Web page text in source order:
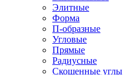
Элитные
Форма
П-образные
Угловые
Прямые
Радиусные
Скошенные углы